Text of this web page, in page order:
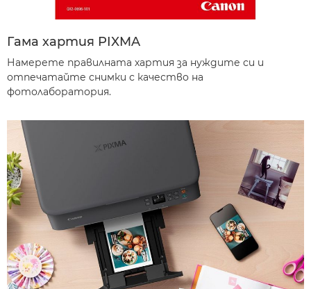
Гама хартия PIXMA
Намерете правилната хартия за нуждите си и
отпечатайте снимки с качество на
фотолаборатория.